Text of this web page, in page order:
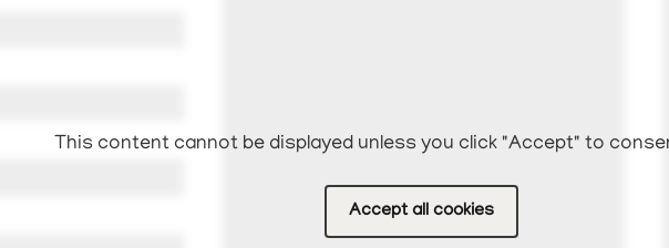
This content cannot be displayed unless you click "Accept" to
Accept all cookies